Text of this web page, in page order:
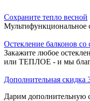
Сохраните тепло весной
Мультифункциональное
Остекление балконов со
Закажите любое
или ТЕПЛОЕ - и мы
Дополнительная скидка
Дарим дополнительную